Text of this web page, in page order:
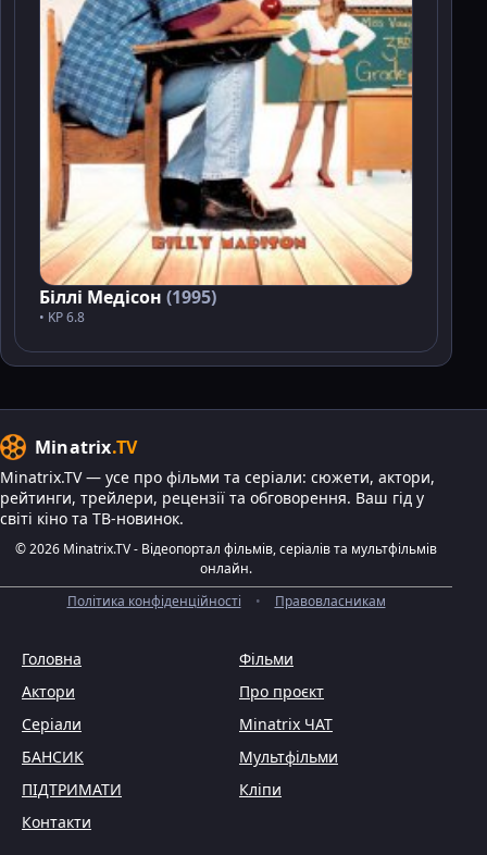
Біллі Медісон (1995)
• KP 6.8
Minatrix.TV
Minatrix.TV — усе про фільми та серіали: сюжети, актори,
рейтинги, трейлери, рецензії та обговорення. Ваш гід у
світі кіно та ТВ-новинок.
© 2026 Minatrix.TV - Відеопортал фільмів, серіалів та мультфільмів
онлайн.
Політика конфіденційності
• Правовласникам
Головна
Фільми
Актори
Про проєкт
Серіали
Minatrix ЧАТ
БАНСИК
Мультфільми
ПІДТРИМАТИ
Кліпи
Контакти